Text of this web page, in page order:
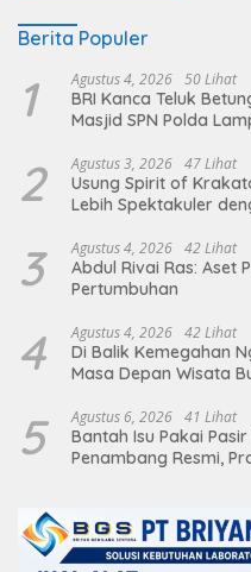
Berita Populer
1 Agustus 4, 2026 50 Lihat
BRI Kanca Teluk
Masjid SPN Polda
2 Agustus 3, 2026 47 Lihat
Usung Spirit of
Lebih Spektakuler
3 Agustus 4, 2026 42 Lihat
Abdul Rivai Ras: Aset
Pertumbuhan
4 Agustus 4, 2026 42 Lihat
Di Balik Kemegahan
Masa Depan Wisata
5 Agustus 6, 2026 41 Lihat
Bantah Isu Pakai
Penambang Resmi,